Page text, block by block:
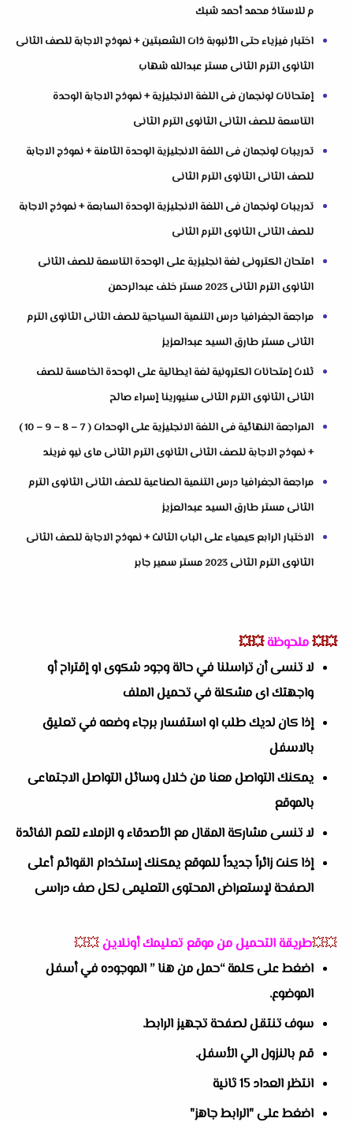
م للاستاذ محمد أحمد شبك
اختبار فيزياء حتى الأنبوبة ذات الشعبتين + نموذج الاجابة للصف الثانى
الثانوى الترم الثانى مستر عبدالله شهاب
إمتحانات لونجمان فى اللغة الانجليزية + نموذج الاجابة الوحدة
التاسعة للصف الثانى الثانوى الترم الثانى
تدريبات لونجمان فى اللغة الانجليزية الوحدة الثامنة + نموذج الاجابة
للصف الثانى الثانوى الترم الثانى
تدريبات لونجمان فى اللغة الانجليزية الوحدة السابعة + نموذج الاجابة
للصف الثانى الثانوى الترم الثانى
امتحان الكترونى لغة انجليزية على الوحدة التاسعة للصف الثانى
الثانوى الترم الثانى 2023 مستر خلف عبدالرحمن
مراجعة الجغرافيا درس التنمية السياحية للصف الثانى الثانوى الترم
الثانى مستر طارق السيد عبدالعزيز
ثلاث إمتحانات الكترونية لغة ايطالية على الوحدة الخامسة للصف
الثانى الثانوى الترم الثانى سنيورينا إسراء صالح
المراجعة النهائية فى اللغة الانجليزية على الوحدات ( 7 – 8 – 9 – 10 )
+ نموذج الاجابة للصف الثانى الثانوى الترم الثانى ماى نيو فريند
مراجعة الجغرافيا درس التنمية الصناعية للصف الثانى الثانوى الترم
الثانى مستر طارق السيد عبدالعزيز
الاختبار الرابع كيمياء على الباب الثالث + نموذج الاجابة للصف الثانى
الثانوى الترم الثانى 2023 مستر سمير جابر
💥💥ملحوظة💥💥
لا تنسى أن تراسلنا في حالة وجود شكوى او إقتراح أو
واجهتك اى مشكلة في تحميل الملف
إذا كان لديك طلب او استفسار برجاء وضعه في تعليق
بالاسفل
يمكنك التواصل معنا من خلال وسائل التواصل الاجتماعى
بالموقع
لا تنسى مشاركة المقال مع الأصدقاء و الزملاء لتعم الفائدة
إذا كنت زائراً جديداً للموقع يمكنك إستخدام القوائم أعلى
الصفحة لإستعراض المحتوى التعليمى لكل صف دراسى
💥💥طريقة التحميل من موقع تعليمك أونلاين💥💥
اضغط على كلمة “حمل من هنا ” الموجوده في أسفل
الموضوع.
سوف تنتقل لصفحة تجهيز الرابط.
قم بالنزول الي الأسفل.
انتظر العداد 15 ثانية
اضغط على "الرابط جاهز"